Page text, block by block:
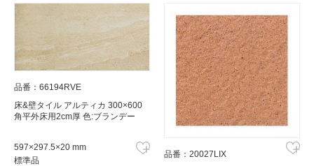
品番：66194RVE
床&壁タイル アルティカ 300×600
角平外床用2cm厚 色:ブランデー
597×297.5×20 mm
標準品
品番：20027LIX